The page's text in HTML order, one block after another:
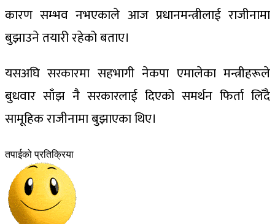
कारण सम्भव नभएकाले आज प्रधानमन्त्रीलाई राजीनामा
बुझाउने तयारी रहेको बताए।
यसअघि सरकारमा सहभागी नेकपा एमालेका मन्त्रीहरूले
बुधवार साँझ नै सरकारलाई दिएको समर्थन फिर्ता लिँदै
सामूहिक राजीनामा बुझाएका थिए।
तपाईको प्रतिक्रिया